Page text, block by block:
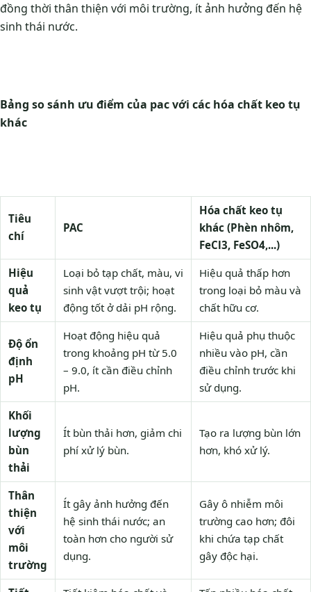
đồng thời thân thiện với môi trường, ít ảnh hưởng đến hệ
sinh thái nước.
Bảng so sánh ưu điểm của pac với các hóa chất keo tụ
khác
Tiêu
chí
PAC
Hóa chất keo tụ
khác (Phèn nhôm,
FeCl3, FeSO4,...)
Hiệu
quả
keo tụ
Loại bỏ tạp chất, màu, vi
sinh vật vượt trội; hoạt
động tốt ở dải pH rộng.
Hiệu quả thấp hơn
trong loại bỏ màu và
chất hữu cơ.
Độ ổn
định
pH
Hoạt động hiệu quả
trong khoảng pH từ 5.0
– 9.0, ít cần điều chỉnh
pH.
Hiệu quả phụ thuộc
nhiều vào pH, cần
điều chỉnh trước khi
sử dụng.
Khối
lượng
bùn
thải
Ít bùn thải hơn, giảm chi
phí xử lý bùn.
Tạo ra lượng bùn lớn
hơn, khó xử lý.
Thân
thiện
với
môi
trường
Ít gây ảnh hưởng đến
hệ sinh thái nước; an
toàn hơn cho người sử
dụng.
Gây ô nhiễm môi
trường cao hơn; đôi
khi chứa tạp chất
gây độc hại.